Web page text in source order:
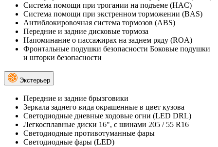
Cистема помощи при трогании на подъеме (HAC)
Система помощи при экстренном торможении (BAS)
Антиблокировочная система тормозов (ABS)
Передние и задние дисковые тормоза
Напоминание о пассажирах на заднем ряду (ROA)
Фронтальные подушки безопасности Боковые подушки
и шторки безопасности
Экстерьер
Передние и задние брызговики
Зеркала заднего вида окрашенные в цвет кузова
Светодиодные дневные ходовые огни (LED DRL)
Легкосплавные диски 16", с шинами 205 / 55 R16
Светодиодные противотуманные фары
Светодиодные фары (LED)